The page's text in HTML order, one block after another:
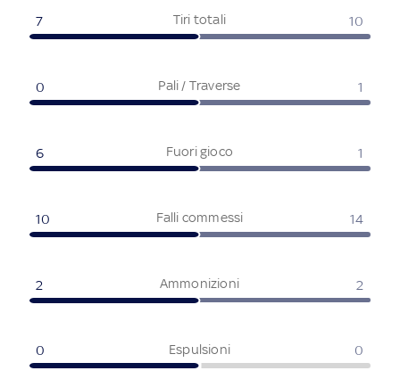
Tiri totali
7 10
Pali / Traverse
0 1
Fuori gioco
6 1
Falli commessi
10 14
Ammonizioni
2 2
Espulsioni
0 0